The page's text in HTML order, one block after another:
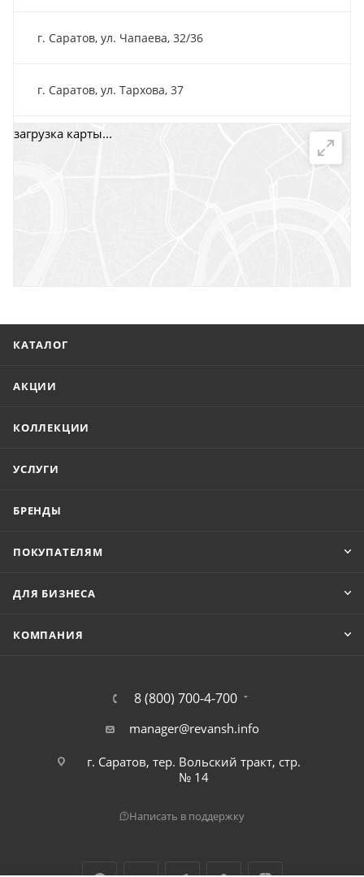
г. Саратов, ул. Чапаева, 32/36
г. Саратов, ул. Тархова, 37
г. Саратов, пр-т. 50 лет Октября, 118Д, помещ. 15
загрузка карты...
КАТАЛОГ
АКЦИИ
КОЛЛЕКЦИИ
УСЛУГИ
БРЕНДЫ
ПОКУПАТЕЛЯМ
ДЛЯ БИЗНЕСА
КОМПАНИЯ
8 (800) 700-4-700
manager@revansh.info
г. Саратов, тер. Вольский тракт, стр.
№ 14
Написать в поддержку